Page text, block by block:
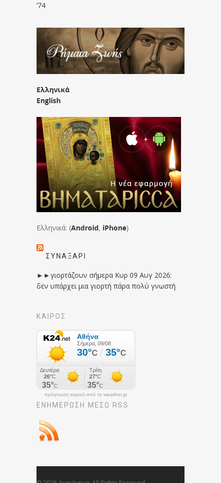
’74
Ελληνικά
English
Ελληνικά: (Android, iPhone)
ΣΥΝΑΞΆΡΙ
►►γιορτάζουν σήμερα Κυρ 09 Αυγ 2026:
δεν υπάρχει μια γιορτή πάρα πολύ γνωστή
ΚΑΙΡΟΣ
πρόγνωση καιρού από το weather.gr
ΕΝΗΜΈΡΩΣΉ ΜΕΣΩ RSS